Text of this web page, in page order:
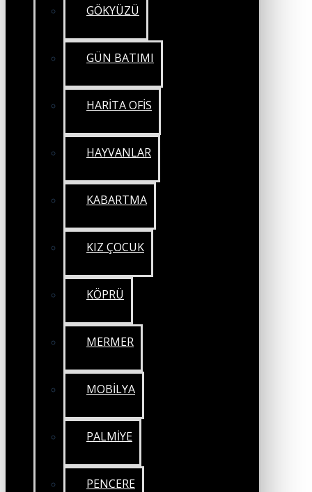
GÖKYÜZÜ
GÜN BATIMI
HARİTA OFİS
HAYVANLAR
KABARTMA
KIZ ÇOCUK
KÖPRÜ
MERMER
MOBİLYA
PALMİYE
PENCERE